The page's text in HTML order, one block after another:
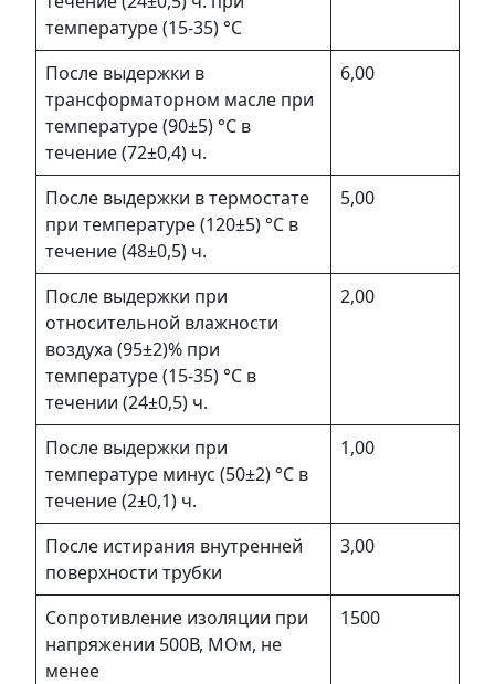
температуре (15-35) °С
После выдержки в
трансформаторном масле при
температуре (90±5) °С в
течение (72±0,4) ч.
6,00
После выдержки в термостате
при температуре (120±5) °С в
течение (48±0,5) ч.
5,00
После выдержки при
относительной влажности
воздуха (95±2)% при
температуре (15-35) °С в
течении (24±0,5) ч.
2,00
После выдержки при
температуре минус (50±2) °С в
течение (2±0,1) ч.
1,00
После истирания внутренней
поверхности трубки
3,00
Сопротивление изоляции при
напряжении 500В, МОм, не
менее
1500